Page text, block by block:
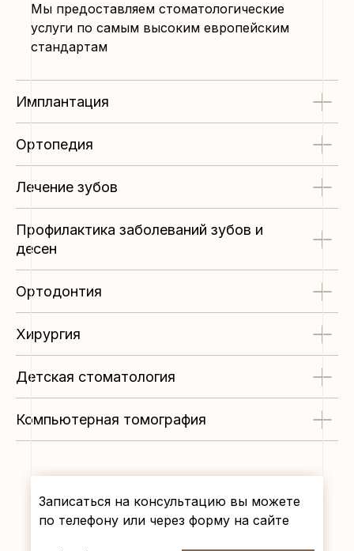
Мы предоставляем стоматологические
услуги по самым высоким европейским
стандартам
Имплантация
Ортопедия
Лечение зубов
Профилактика заболеваний зубов и
десен
Ортодонтия
Хирургия
Детская стоматология
Компьютерная томография
Записаться на консультацию вы можете
по телефону или через форму на сайте